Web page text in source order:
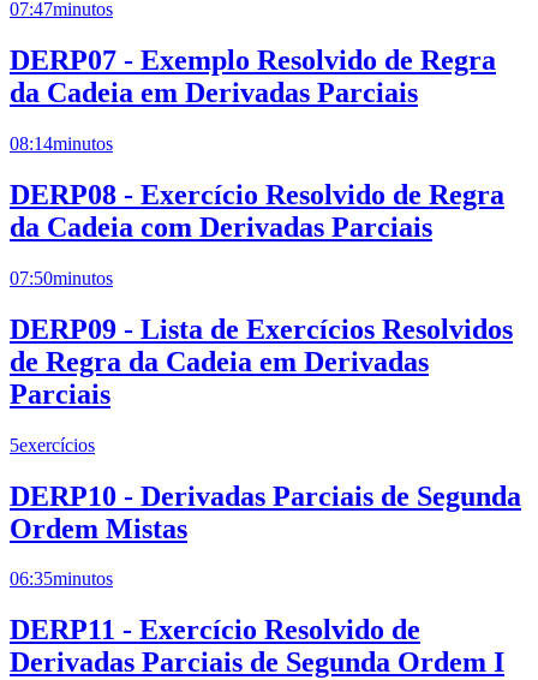
07:47minutos
DERP07 - Exemplo Resolvido de Regra
da Cadeia em Derivadas Parciais
08:14minutos
DERP08 - Exercício Resolvido de Regra
da Cadeia com Derivadas Parciais
07:50minutos
DERP09 - Lista de Exercícios Resolvidos
de Regra da Cadeia em Derivadas
Parciais
5exercícios
DERP10 - Derivadas Parciais de Segunda
Ordem Mistas
06:35minutos
DERP11 - Exercício Resolvido de
Derivadas Parciais de Segunda Ordem I